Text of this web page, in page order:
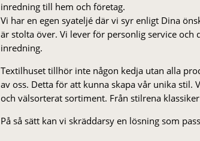
inredning till hem och företag.
Vi har en egen syateljé där vi syr enligt Dina
är stolta över. Vi lever för personlig service och
inredning.
Textilhuset tillhör inte någon kedja utan alla
av oss. Detta för att kunna skapa vår unika stil.
och välsorterat sor­ti­ment. Från stil­rena
På så sätt kan vi skräddarsy en lösning som